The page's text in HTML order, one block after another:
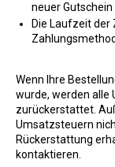
neuer
Die Laufzeit
Wenn Ihre
wurde, werden
zurückerstattet.
Umsatzsteuern
Rückerstattung
kontaktieren.